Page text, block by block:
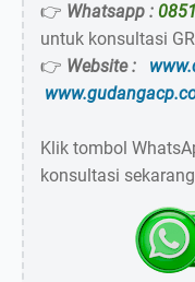
👉 Whatsapp :
untuk konsultasi
👉 Website :
Klik tombol
konsultasi